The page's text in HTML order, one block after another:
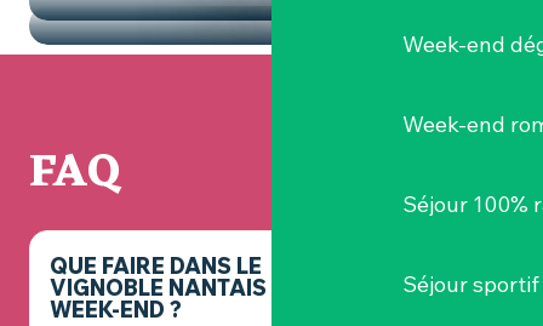
Week-end
Week-end
Séjour 100%
Séjour sportif
FAQ
QUE FAIRE DANS LE
VIGNOBLE NANTAIS CE
WEEK-END ?